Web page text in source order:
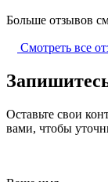
Больше отзывов
Смотреть все
Оставьте свои
вами, чтобы